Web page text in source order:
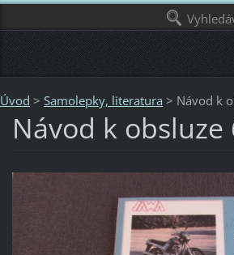
Úvod > Samolepky, literatura > Návod k
Návod k obsluze